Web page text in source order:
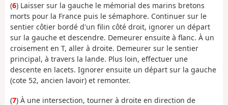
(6) Laisser sur la gauche le mémorial des marins bretons
morts pour la France puis le sémaphore. Continuer sur le
sentier côtier bordé d'un filin côté droit, ignorer un départ
sur la gauche et descendre. Demeurer ensuite à flanc. À un
croisement en T, aller à droite. Demeurer sur le sentier
principal, à travers la lande. Plus loin, effectuer une
descente en lacets. Ignorer ensuite un départ sur la gauche
(cote 52, ancien lavoir) et remonter.
(7) À une intersection, tourner à droite en direction de